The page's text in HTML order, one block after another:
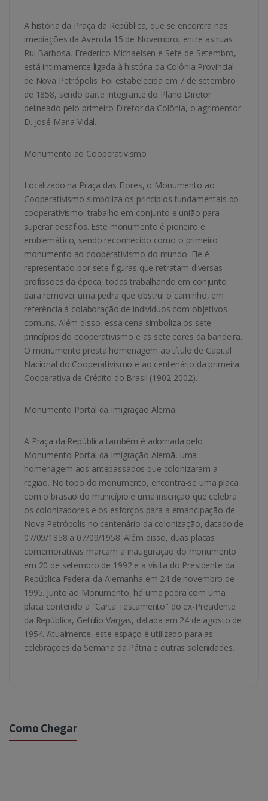
A história da Praça da República, que se encontra nas
imediações da Avenida 15 de Novembro, entre as ruas
Rui Barbosa, Frederico Michaelsen e Sete de Setembro,
está intimamente ligada à história da Colônia Provincial
de Nova Petrópolis. Foi estabelecida em 7 de setembro
de 1858, sendo parte integrante do Plano Diretor
delineado pelo primeiro Diretor da Colônia, o agrimensor
D. José Maria Vidal.
Monumento ao Cooperativismo
Localizado na Praça das Flores, o Monumento ao
Cooperativismo simboliza os princípios fundamentais do
cooperativismo: trabalho em conjunto e união para
superar desafios. Este monumento é pioneiro e
emblemático, sendo reconhecido como o primeiro
monumento ao cooperativismo do mundo. Ele é
representado por sete figuras que retratam diversas
profissões da época, todas trabalhando em conjunto
para remover uma pedra que obstrui o caminho, em
referência à colaboração de indivíduos com objetivos
comuns. Além disso, essa cena simboliza os sete
princípios do cooperativismo e as sete cores da bandeira.
O monumento presta homenagem ao título de Capital
Nacional do Cooperativismo e ao centenário da primeira
Cooperativa de Crédito do Brasil (1902-2002).
Monumento Portal da Imigração Alemã
A Praça da República também é adornada pelo
Monumento Portal da Imigração Alemã, uma
homenagem aos antepassados que colonizaram a
região. No topo do monumento, encontra-se uma placa
com o brasão do município e uma inscrição que celebra
os colonizadores e os esforços para a emancipação de
Nova Petrópolis no centenário da colonização, datado de
07/09/1858 a 07/09/1958. Além disso, duas placas
comemorativas marcam a inauguração do monumento
em 20 de setembro de 1992 e a visita do Presidente da
República Federal da Alemanha em 24 de novembro de
1995. Junto ao Monumento, há uma pedra com uma
placa contendo a "Carta Testamento" do ex-Presidente
da República, Getúlio Vargas, datada em 24 de agosto de
1954. Atualmente, este espaço é utilizado para as
celebrações da Semana da Pátria e outras solenidades.
Como Chegar